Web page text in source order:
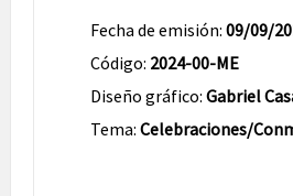
Fecha de emisión: 09/09/
Código: 2024-00-ME
Diseño gráfico: Gabriel
Tema: Celebraciones/